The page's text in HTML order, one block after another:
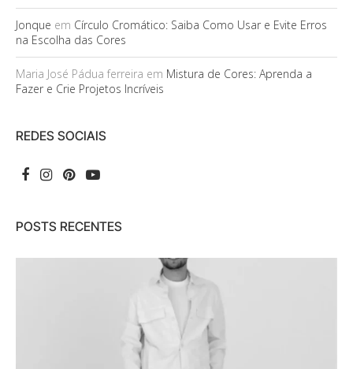
Jonque em Círculo Cromático: Saiba Como Usar e Evite Erros
na Escolha das Cores
Maria José Pádua ferreira em Mistura de Cores: Aprenda a
Fazer e Crie Projetos Incríveis
REDES SOCIAIS
POSTS RECENTES